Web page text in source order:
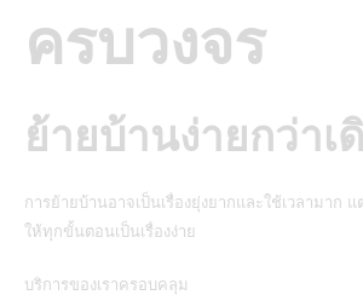
ครบวงจร
ย้ายบ้านง่ายกว่าเ
การย้ายบ้านอาจเป็นเรื่องยุ่งยากและใช้เวลามาก
ให้ทุกขั้นตอนเป็นเรื่องง่าย
บริการของเราครอบคลุม